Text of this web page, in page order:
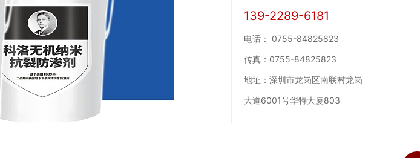
139-2289-6181
电话： 0755-84825823
传真： 0755-84825823
地址： 深圳市龙岗区南联村龙岗
大道6001号华特大厦803